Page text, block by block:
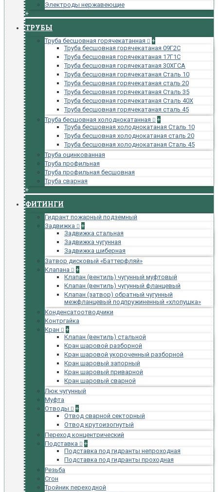
Электроды нержавеющие
+
ТРУБЫ
Труба бесшовная горячекатанная
+
Труба бесшовная горячекатаная 09Г2С
Труба бесшовная горячекатаная 17Г1С
Труба бесшовная горячекатаная 30ХГСА
Труба бесшовная горячекатаная Сталь 10
Труба бесшовная горячекатаная сталь 20
Труба бесшовная горячекатаная Сталь 35
Труба бесшовная горячекатаная Сталь 40Х
Труба бесшовная горячекатаная сталь 45
Труба бесшовная холоднокатанная
+
Труба бесшовная холоднокатаная Сталь 10
Труба бесшовная холоднокатаная сталь 20
Труба бесшовная холоднокатаная Сталь 45
Труба оцинкованная
Труба профильная
Труба профильная бесшовная
Труба сварная
+
ФИТИНГИ
Гидрант пожарный подземный
Задвижка
+
Задвижка стальная
Задвижка чугунная
Задвижка шиберная
Затвор дисковый «Баттерфляй»
Клапана
+
Клапан (вентиль) чугунный муфтовый
Клапан (вентиль) чугунный фланцевый
Клапан (затвор) обратный чугунный
межфланцевый подпружиненный «хлопушка»
Конденсатоотводчики
Контргайка
Кран
+
Клапан (вентиль) стальной
Кран шаровой разборной
Кран шаровой укороченный разборной
Кран шаровый запорный
Кран шаровый приварной
Кран шаровый сварной
Люк чугунный
Муфта
Отводы
+
Отвод сварной секторный
Отвод крутоизогнутый
Переход концентрический
Подставка
+
Подставка под гидранты непроходная
Подставка под гидранты проходная
Резьба
Сгон
Тройник переходной